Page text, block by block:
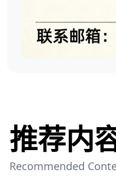
推荐内
Recommended